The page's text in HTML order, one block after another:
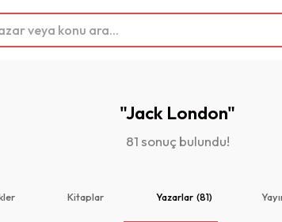
"Jack London"
81 sonuç bulundu!
Kitaplar Yazarlar (81)